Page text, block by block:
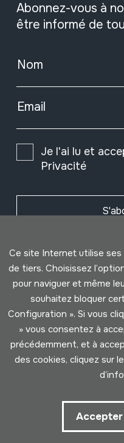
Abonnez-vous à
être informé de
Nom
Email
Je l'ai lu et
Privacité
Ce site Internet utilise ses
de tiers. Choisissez
pour naviguer et même
souhaitez bloquer
Configuration ». Si vous
» vous consentez à
précédemment, et à
des cookies, cliquez sur
Accepter